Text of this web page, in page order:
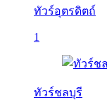
ทัวร์อุตรดิตถ์
1
ทัวร์ชลบุรี